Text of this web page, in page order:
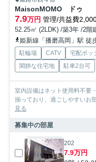
MaisonMOMO ドゥ
7.9万円 管理/共益費
52.25㎡ (2LDK) /築3年 /2階
姫新線「播磨高岡」駅 徒
駐輪場 CATV 宅配ボッ
閑静な住宅地
駐車2台可
室内設備はネット使用料不要
揃っており、過ごしやすいお
見る
募集中の部屋
202
7.9万円